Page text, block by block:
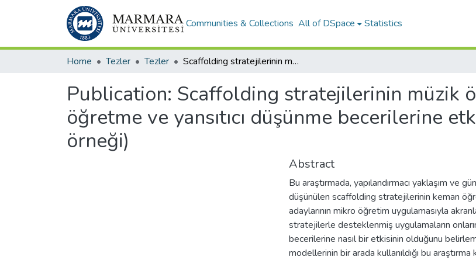
Communities & Collections All of DSpace Statistics
Home Tezler Tezler Scaffolding stratejilerinin müzik öğretmeni adaylarının çalgı öğretme ve yansıtıcı düşünme becerilerine etkisi (Marmara Üniversitesi örneği)
Publication: Scaffolding stratejilerinin müzik
öğretme ve yansıtıcı düşünme becerilerine
örneği)
Abstract
Bu araştırmada, yapılandırmacı yaklaşım ve
düşünülen scaffolding stratejilerinin keman
adaylarının mikro öğretim uygulamasıyla
stratejilerle desteklenmiş uygulamaların
becerilerine nasıl bir etkisinin olduğunu
modellerinin bir arada kullanıldığı bu